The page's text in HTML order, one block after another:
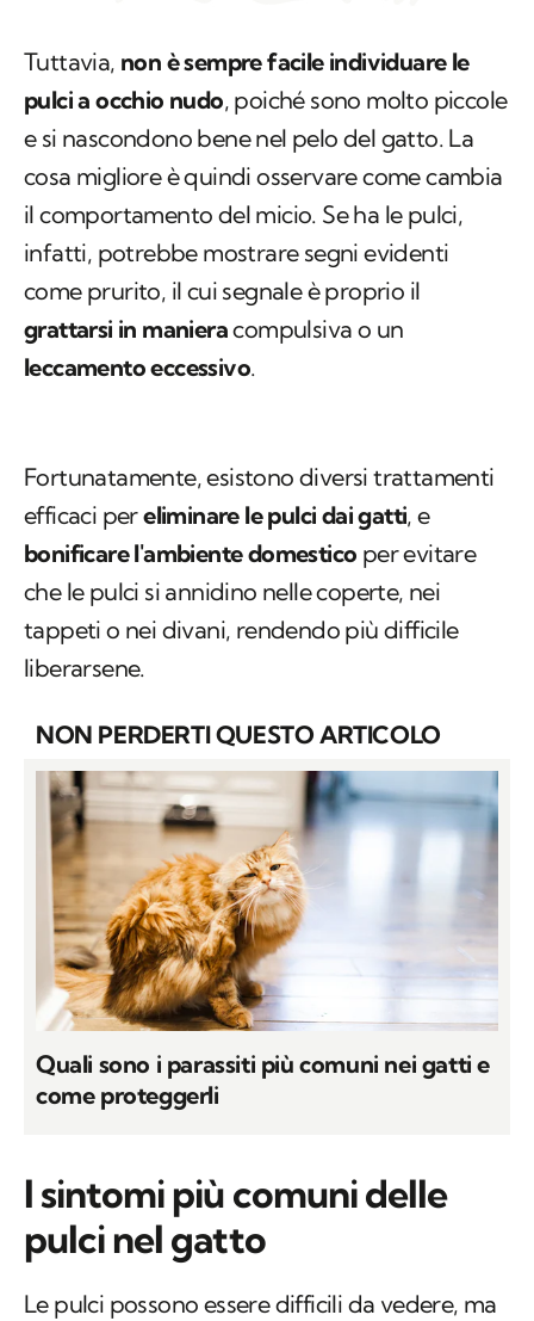
Tuttavia, non è sempre facile individuare le
pulci a occhio nudo, poiché sono molto piccole
e si nascondono bene nel pelo del gatto. La
cosa migliore è quindi osservare come cambia
il comportamento del micio. Se ha le pulci,
infatti, potrebbe mostrare segni evidenti
come prurito, il cui segnale è proprio il
grattarsi in manieracompulsiva o un
leccamento eccessivo.
Fortunatamente, esistono diversi trattamenti
efficaci pereliminare le pulci dai gatti, e
bonificare l'ambiente domestico per evitare
che le pulci si annidino nelle coperte, nei
tappeti o nei divani, rendendo più difficile
liberarsene.
NON PERDERTI QUESTO ARTICOLO
Quali sono i parassiti più comuni nei gatti e
come proteggerli
I sintomi più comuni delle
pulci nel gatto
Le pulci possono essere difficili da vedere, ma